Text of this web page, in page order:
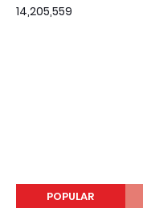
14,205,559
POPULAR